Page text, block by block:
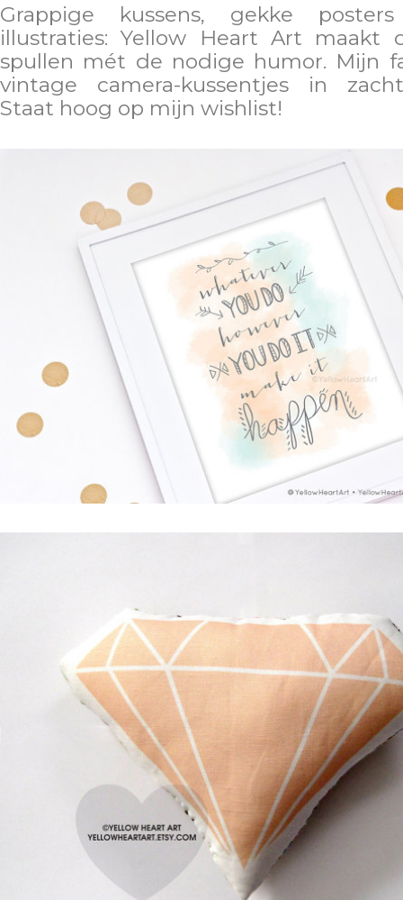
Grappige kussens, gekke
illustraties: Yellow Heart Art maakt
spullen mét de nodige humor. Mijn
vintage camera-kussentjes in
Staat hoog op mijn wishlist!